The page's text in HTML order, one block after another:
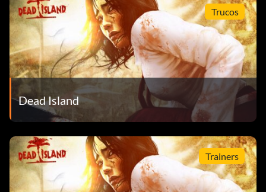
Together in the light
Objective: Complete 5 quests in a single co-op game with
the same partners.
Viaje por carretera
Objetivo: Recorrer una distancia total de 10 kilómetros.
Hell in paradise
Objective: Complete act 1.
Trucos
Dead Island
Trainers